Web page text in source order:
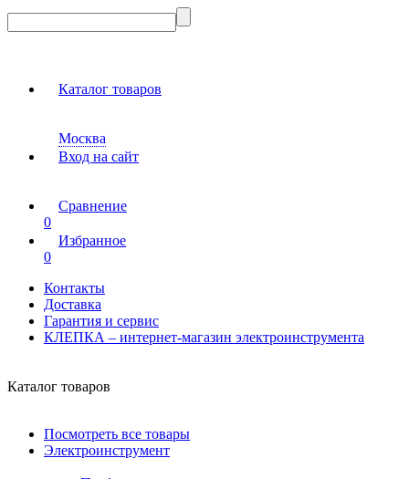
Каталог товаров
Москва
Вход на сайт
Сравнение
0
Избранное
0
Контакты
Доставка
Гарантия и сервис
КЛЕПКА – интернет-магазин электроинструмента
Каталог товаров
Посмотреть все товары
Электроинструмент